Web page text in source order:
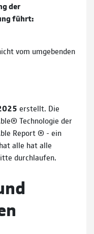
der
führt:
vom umgebenden
erstellt. Die
Technologie der
Report ® - ein
alle hat alle
durchlaufen.